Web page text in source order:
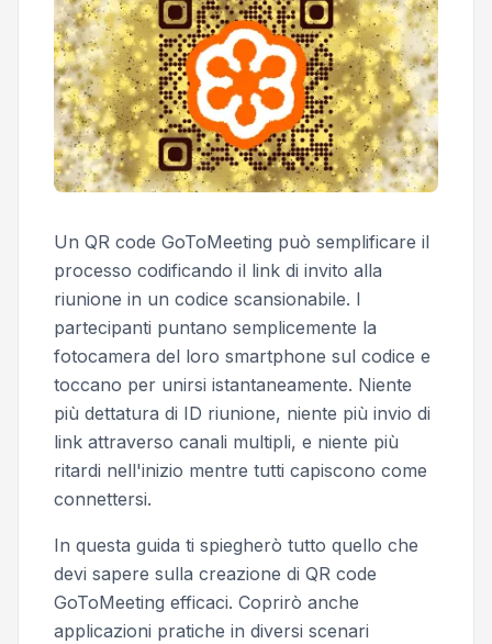
Un QR code GoToMeeting può semplificare il
processo codificando il link di invito alla
riunione in un codice scansionabile. I
partecipanti puntano semplicemente la
fotocamera del loro smartphone sul codice e
toccano per unirsi istantaneamente. Niente
più dettatura di ID riunione, niente più invio di
link attraverso canali multipli, e niente più
ritardi nell'inizio mentre tutti capiscono come
connettersi.
In questa guida ti spiegherò tutto quello che
devi sapere sulla creazione di QR code
GoToMeeting efficaci. Coprirò anche
applicazioni pratiche in diversi scenari